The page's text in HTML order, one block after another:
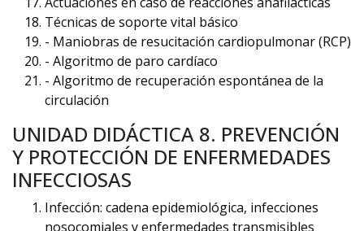
Técnicas de soporte vital básico
- Maniobras de resucitación cardiopulmonar (RCP)
- Algoritmo de paro cardíaco
- Algoritmo de recuperación espontánea de la
circulación
UNIDAD DIDÁCTICA 8. PREVENCIÓN
Y PROTECCIÓN DE ENFERMEDADES
INFECCIOSAS
Infección: cadena epidemiológica, infecciones
nosocomiales y enfermedades transmisibles